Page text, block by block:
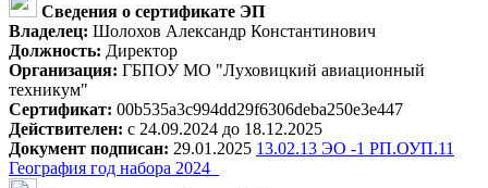
Сведения о сертификате ЭП
Владелец: Шолохов Александр Константинович
Должность: Директор
Организация: ГБПОУ МО "Луховицкий авиационный
техникум"
Сертификат: 00b535a3c994dd29f6306deba250e3e447
Действителен: с 24.09.2024 до 18.12.2025
Документ подписан: 29.01.2025 13.02.13 ЭО -1 РП.ОУП.11
География год набора 2024_